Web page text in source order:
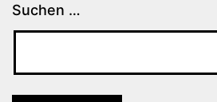
Suchen …